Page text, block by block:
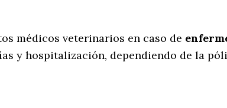
médicos veterinarios en caso de
y hospitalización, dependiendo de la